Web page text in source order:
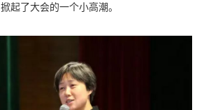
起了大会的一个小高潮。